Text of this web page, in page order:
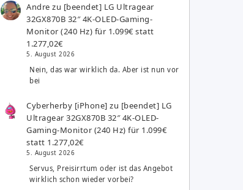
Andre zu [beendet] LG Ultragear
32GX870B 32″ 4K-OLED-Gaming-
Monitor (240 Hz) für 1.099€ statt
1.277,02€
5. August 2026
Nein, das war wirklich da. Aber ist nun vor
bei
Cyberherby [iPhone] zu [beendet] LG
Ultragear 32GX870B 32″ 4K-OLED-
Gaming-Monitor (240 Hz) für 1.099€
statt 1.277,02€
5. August 2026
Servus, Preisirrtum oder ist das Angebot
wirklich schon wieder vorbei?